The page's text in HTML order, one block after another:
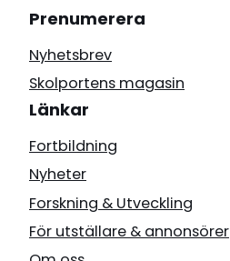
Prenumerera
Nyhetsbrev
Skolportens magasin
Länkar
Fortbildning
Nyheter
Forskning & Utveckling
För utställare & annonsörer